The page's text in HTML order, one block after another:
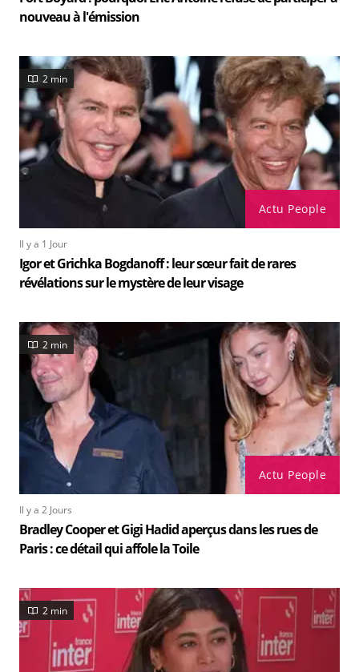
nouveau à l'émission
Actu People
2 min
Il y a 1 Jour
Igor et Grichka Bogdanoff : leur sœur fait de rares
révélations sur le mystère de leur visage
Actu People
2 min
Il y a 2 Jours
Bradley Cooper et Gigi Hadid aperçus dans les rues de
Paris : ce détail qui affole la Toile
2 min